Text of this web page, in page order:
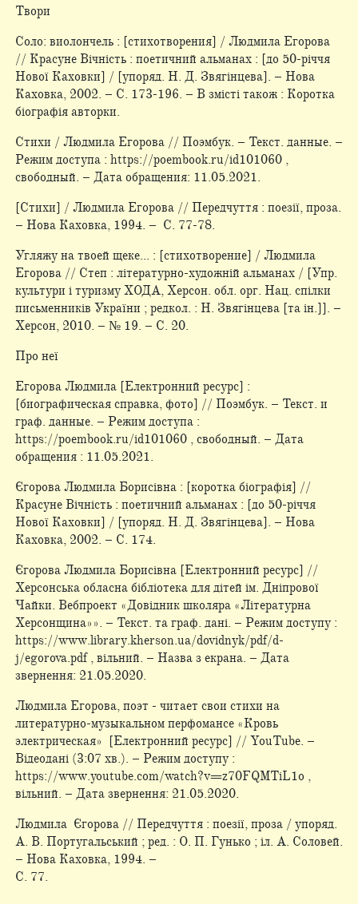
Твори
Соло: виолончель : [стихотворения] / Людмила Егорова
// Красуне Вічність : поетичний альманах : [до 50-річчя
Нової Каховки] / [упоряд. Н. Д. Звягінцева]. – Нова
Каховка, 2002. – С. 173-196. – В змісті також : Коротка
біографія авторки.
Стихи / Людмила Егорова // Поэмбук. – Текст. данные. –
Режим доступа : https://poembook.ru/id101060 ,
свободный. – Дата обращения: 11.05.2021.
[Стихи] / Людмила Егорова // Передчуття : поезії, проза.
– Нова Каховка, 1994. – С. 77-78.
Угляжу на твоей щеке... : [стихотворение] / Людмила
Егорова // Степ : літературно-художній альманах / [Упр.
культури і туризму ХОДА, Херсон. обл. орг. Нац. спілки
письменників України ; редкол. : Н. Звягінцева [та ін.]]. –
Херсон, 2010. – № 19. – С. 20.
Про неї
Егорова Людмила [Електронний ресурс] :
[биографическая справка, фото] // Поэмбук. – Текст. и
граф. данные. – Режим доступа :
https://poembook.ru/id101060 , свободный. – Дата
обращения : 11.05.2021.
Єгорова Людмила Борисівна : [коротка біографія] //
Красуне Вічність : поетичний альманах : [до 50-річчя
Нової Каховки] / [упоряд. Н. Д. Звягінцева]. – Нова
Каховка, 2002. – С. 174.
Єгорова Людмила Борисівна [Електронний ресурс] //
Херсонська обласна бібліотека для дітей ім. Дніпрової
Чайки. Вебпроект «Довідник школяра «Літературна
Херсонщина»». – Текст. та граф. дані. – Режим доступу :
https://www.library.kherson.ua/dovidnyk/pdf/d-
j/egorova.pdf , вільний. – Назва з екрана. – Дата
звернення: 21.05.2020.
Людмила Егорова, поэт - читает свои стихи на
литературно-музыкальном перфомансе «Кровь
электрическая» [Електронний ресурс] // YouTube. –
Відеодані (3:07 хв.). – Режим доступу :
https://www.youtube.com/watch?v=z70FQMTiL1o ,
вільний. – Дата звернення: 21.05.2020.
Людмила Єгорова // Передчуття : поезії, проза / упоряд.
А. В. Португальський ; ред. : О. П. Гунько ; іл. А. Соловей.
– Нова Каховка, 1994. –
С. 77.